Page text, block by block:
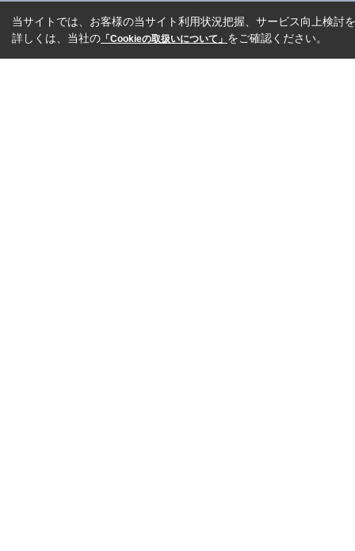
当サイトでは、お客様の当サイト利用状況把握、サービス向上検討
詳しくは、当社の 「Cookieの取扱いについて」 をご確認ください。